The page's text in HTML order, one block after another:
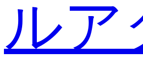
ルア